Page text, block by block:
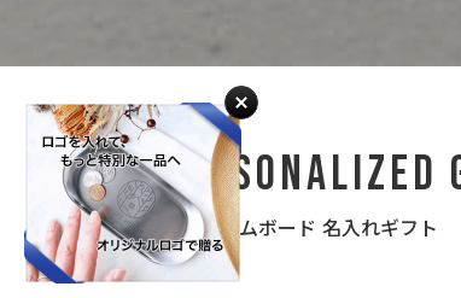
Personalized
ウェルカムボード 名入れギフト